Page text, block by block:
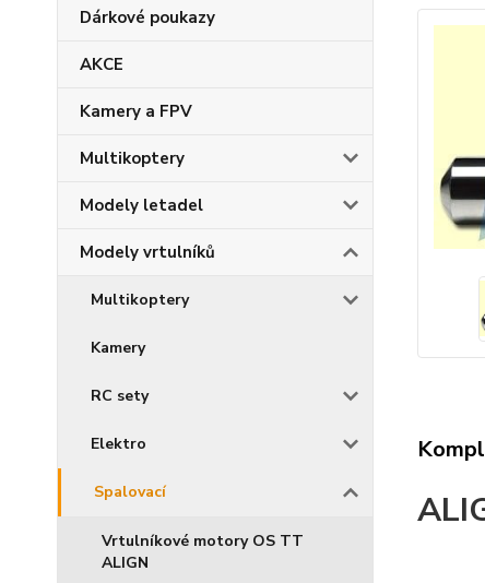
Dárkové poukazy
AKCE
Kamery a FPV
Multikoptery
Modely letadel
Modely vrtulníků
Multikoptery
Kamery
RC sety
Elektro
Spalovací
Vrtulníkové motory OS TT
ALIGN